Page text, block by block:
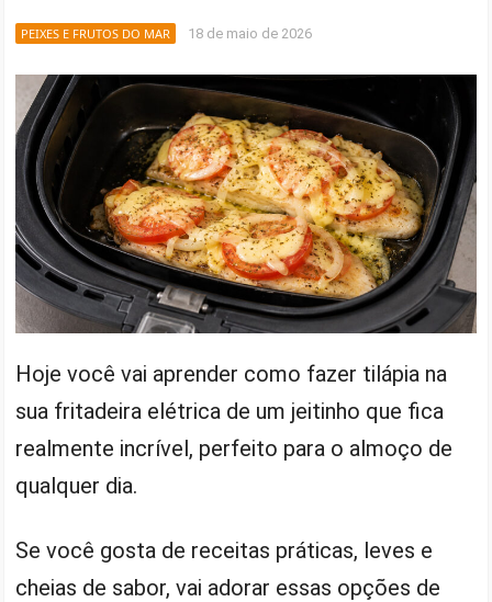
PEIXES E FRUTOS DO MAR 18 de maio de 2026
Hoje você vai aprender como fazer tilápia na
sua fritadeira elétrica de um jeitinho que fica
realmente incrível, perfeito para o almoço de
qualquer dia.
Se você gosta de receitas práticas, leves e
cheias de sabor, vai adorar essas opções de